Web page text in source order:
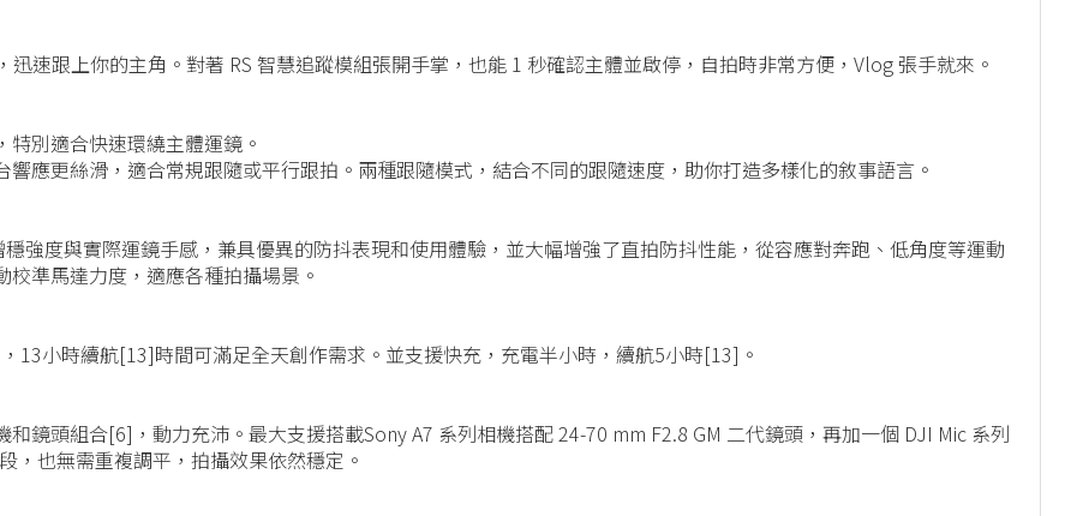
速跟上你的主角。對著 RS 智慧追蹤模組張開手掌，也能 1 秒確認主體並啟停，自拍時非常方便，Vlog 張手就來。
別適合快速環繞主體運鏡。
應更絲滑，適合常規跟隨或平行跟拍。兩種跟隨模式，結合不同的跟隨速度，助你打造多樣化的敘事語言。
強度與實際運鏡手感，兼具優異的防抖表現和使用體驗，並大幅增強了直拍防抖性能，從容應對奔跑、低角度等運動
準馬達力度，適應各種拍攝場景。
13小時續航[13]時間可滿足全天創作需求。並支援快充，充電半小時，續航5小時[13]。
鏡頭組合[6]，動力充沛。最大支援搭載Sony A7 系列相機搭配 24-70 mm F2.8 GM 二代鏡頭，再加一個 DJI Mic 系列
也無需重複調平，拍攝效果依然穩定。